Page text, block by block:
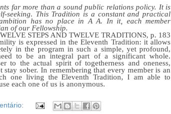
far more than a sound public relations policy. It is
seeking. This Tradition is a constant and practical
has no place in A A. In it, each member
of our Fellowship.
STEPS AND TWELVE TRADITIONS, p. 183
is expressed in the Eleventh Tradition: it allows
in the program in such a simple, yet profound,
to be an integral part of a significant whole.
to the actual spirit of togetherness and oneness,
sober. In remembering that every member is an
one living the Eleventh Tradition, I am able to
each one of us is anonymous.